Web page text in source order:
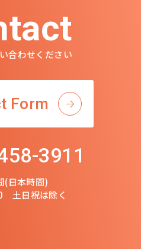
合わせください
Form
3911
(日本時間)
土日祝は除く